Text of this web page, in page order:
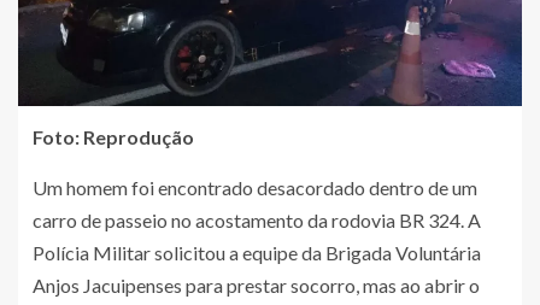
Foto: Reprodução
Um homem foi encontrado desacordado dentro de um
carro de passeio no acostamento da rodovia BR 324. A
Polícia Militar solicitou a equipe da Brigada Voluntária
Anjos Jacuipenses para prestar socorro, mas ao abrir o